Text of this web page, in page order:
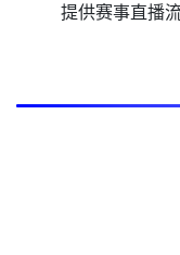
提供赛事直播